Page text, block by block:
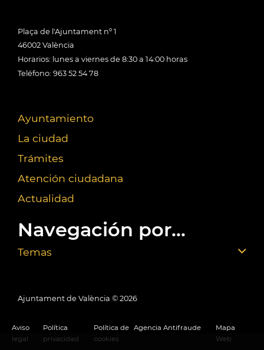
Plaça de l'Ajuntament nº 1
46002 València
Horarios: lunes a viernes de 8:30 a 14:00 horas
Teléfono: 963 52 54 78
Ayuntamiento
La ciudad
Trámites
Atención ciudadana
Actualidad
Navegación por...
Temas
Ajuntament de València © 2026
Aviso
legal
Política
privacidad
Política de
cookies
Agencia Antifraude
Mapa
Web